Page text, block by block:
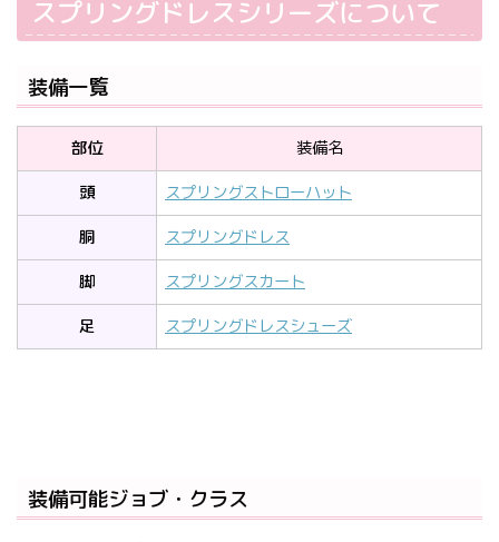
スプリングドレスシリーズについて
装備一覧
部位
装備名
頭
スプリングストローハット
胴
スプリングドレス
脚
スプリングスカート
足
スプリングドレスシューズ
装備可能ジョブ・クラス